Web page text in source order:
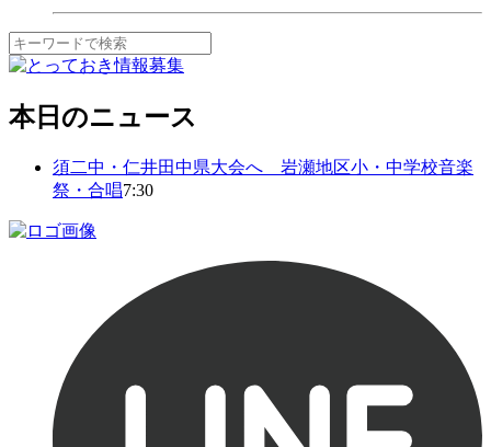
本日のニュース
須二中・仁井田中県大会へ 岩瀬地区小・中学校音楽
祭・合唱7:30